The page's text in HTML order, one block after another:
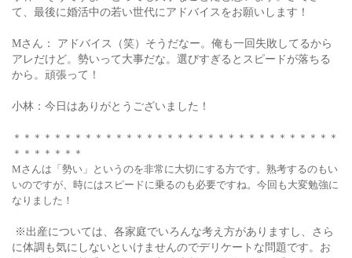
て、最後に婚活中の若い世代にアドバイスをお願いします！
Mさん： アドバイス（笑）そうだなー。俺も一回失敗してるから
アレだけど。勢いって大事だな。選びすぎるとスピードが落ちる
から。頑張って！
小林：今日はありがとうございました！
＊＊＊＊＊＊＊＊＊＊＊＊＊＊＊＊＊＊＊＊＊＊＊＊＊＊＊＊＊＊＊＊
＊＊＊＊＊＊＊
Mさんは「勢い」というのを非常に大切にする方です。熟考するのもい
いのですが、時にはスピードに乗るのも必要ですね。 今回も大変勉強に
なりました！
※出産については、各家庭でいろんな考え方がありますし、さら
に体調も気にしないといけませんのでデリケートな問題です。お